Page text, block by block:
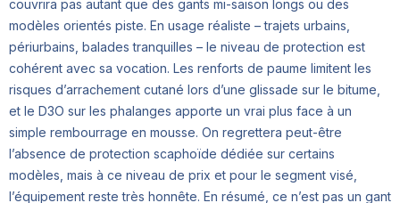
couvrira pas autant que des gants mi-saison longs ou des
modèles orientés piste. En usage réaliste – trajets urbains,
périurbains, balades tranquilles – le niveau de protection est
cohérent avec sa vocation. Les renforts de paume limitent les
risques d’arrachement cutané lors d’une glissade sur le bitume,
et le D3O sur les phalanges apporte un vrai plus face à un
simple rembourrage en mousse. On regrettera peut-être
l’absence de protection scaphoïde dédiée sur certains
modèles, mais à ce niveau de prix et pour le segment visé,
l’équipement reste très honnête. En résumé, ce n’est pas un gant